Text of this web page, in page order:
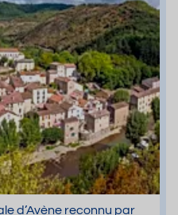
d’Avène reconnu par